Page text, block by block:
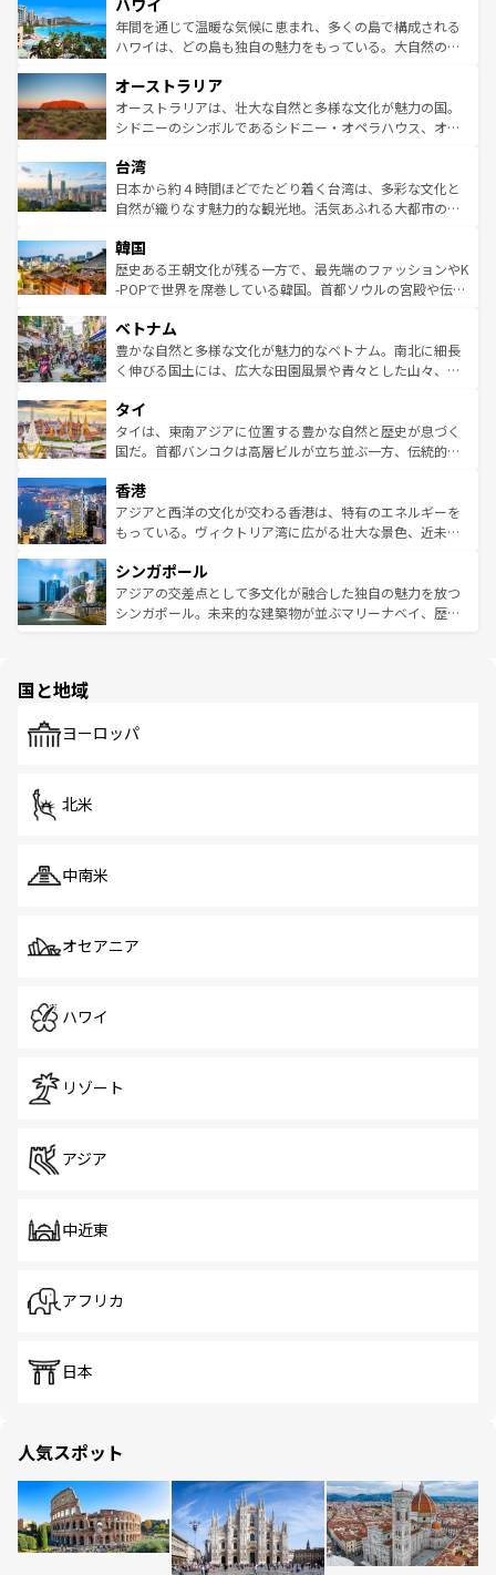
ば市内交通費無料で観光を楽しむこともできる。 なお、新
着のスイス情報はコンテンツ一覧 を参照してほしい。
のような巨大都市は、観光、ショッピング、エンターテイ
ンメントが詰まった刺激的なスポットだ。一方、アメリカ
西部には大自然が広がり、グランドキャニオンやイエロー
部のニューオーリンズでは、音楽と美食が融合した独特の
文化が魅力。旅行者はアメリカの各地域で異なる魅力を楽
しみながら、その多様性と豊かな歴史を感じることができ
ならではの贅沢な旅のスタイルだ。 なお、新着のアメリカ
情報はコンテンツ一覧を参照してほしい。
ハワイ
年間を通じて温暖な気候に恵まれ、多くの島で構成される
ハワイは、どの島も独自の魅力をもっている。大自然の神
ワイ島は見逃せない。また、定番の観光地といえばオアフ
島だが、静かな自然を求めるならマウイ島やカウアイ島が
おすすめ。エメラルドグリーンに輝く海をはじめ、豊かな
れるおもてなしの心で訪れる人々を迎えてくれるハワイの
人々、おいしいローカルフードやハワイアンミュージッ
ク、伝統的なフラダンスなど、すべてがハワイの魅力を彩
ワイを、存分に味わってほしい。 なお、新着のハワイ情報
はコンテンツ一覧を参照してほしい。
オーストラリア
オーストラリアは、壮大な自然と多様な文化が魅力の国。
シドニーのシンボルであるシドニー・オペラハウス、オー
リアリーフや大陸中央部にそびえるウルル（エアーズロッ
ク）、タスマニアの美しい原生林やケアンズの熱帯雨林な
ど、見どころがたくさん。また、カフェやワイン、オージ
いる。アクティビティも充実しており、サーフィンやダイ
ビング、ハイキングなど、アウトドア好きにはたまらな
い。オーストラリアの多彩な魅力を存分に味わいつくそ
参照してほしい。
台湾
日本から約４時間ほどでたどり着く台湾は、多彩な文化と
自然が織りなす魅力的な観光地。活気あふれる大都市の台
ン）、静ひつな山岳地帯である台湾東部など、都市の喧騒
と山間の静けさが共存しており、訪れる人に新しい発見と
驚きをもたらしてくれる。また、奥深い台湾の食文化も魅
容にもいいと評判のスイーツなど、バラエティ豊かな料理
が味わえる。 なお、新着の台湾情報は コンテンツ一覧を参
照してほしい。
韓国
歴史ある王朝文化が残る一方で、最先端のファッションやK
-POPで世界を席巻している韓国。首都ソウルの宮殿や伝統
き、地方に足を延ばせば四季折々の自然美を楽しむことが
できる。そして、キムチや焼肉、絶品のストリートフード
まで、さまざまな韓国料理が待っている。夜には、韓国な
リティに包まれながら、韓国の多彩な魅力を心ゆくまで味
わってみてほしい。 なお、新着の韓国情報はコンテンツ一
覧を参照してほしい。
ベトナム
豊かな自然と多様な文化が魅力的なベトナム。南北に細長
く伸びる国土には、広大な田園風景や青々とした山々、世
急速な発展と共に伝統が息づく。ハノイの古い町並みやホ
ーチミン市のフランス統治時代の建物も、独特の雰囲気を
醸し出している。また、バラエティの豊かさとおいしさで
とつ。フォーやバインミー、ベトナムコーヒーなどは、ぜ
ひ現地で味わいたい。どの地域を訪れてもあたたかい人々
が旅行者を迎えてくれるので、きっと忘れられない旅にな
参照してほしい。
タイ
タイは、東南アジアに位置する豊かな自然と歴史が息づく
国だ。首都バンコクは高層ビルが立ち並ぶ一方、伝統的な
の活気が交差している。北部ではチェンマイなどの山岳地
帯で自然と触れ合い、南部ではプーケットやクラビの美し
いビーチでリゾート気分を楽しむことができる。タイ料理
激する。気候は一年中温暖で、どの季節にも異なる楽しみ
が待っている。親しみやすいタイの人々、仏教を中心とし
た文化、そして多様な観光資源が、訪れる旅人を魅了し続
香港
アジアと西洋の文化が交わる香港は、特有のエネルギーを
もっている。ヴィクトリア湾に広がる壮大な景色、近未来
み、どこを訪れても感動するはず。観光スポットが密集し
ており、効率よく見どころを回れるのも魅力。息をのむよ
うな絶景から文化的な体験まで、香港を存分に楽しみ尽く
シンガポール
アジアの交差点として多文化が融合した独自の魅力を放つ
シンガポール。未来的な建築物が並ぶマリーナベイ、歴史
で、ホーカーズは地元の風情を楽しめる外せないスポット
国と地域
ヨーロッパ
北米
中南米
オセアニア
ハワイ
リゾート
アジア
中近東
アフリカ
日本
人気スポット